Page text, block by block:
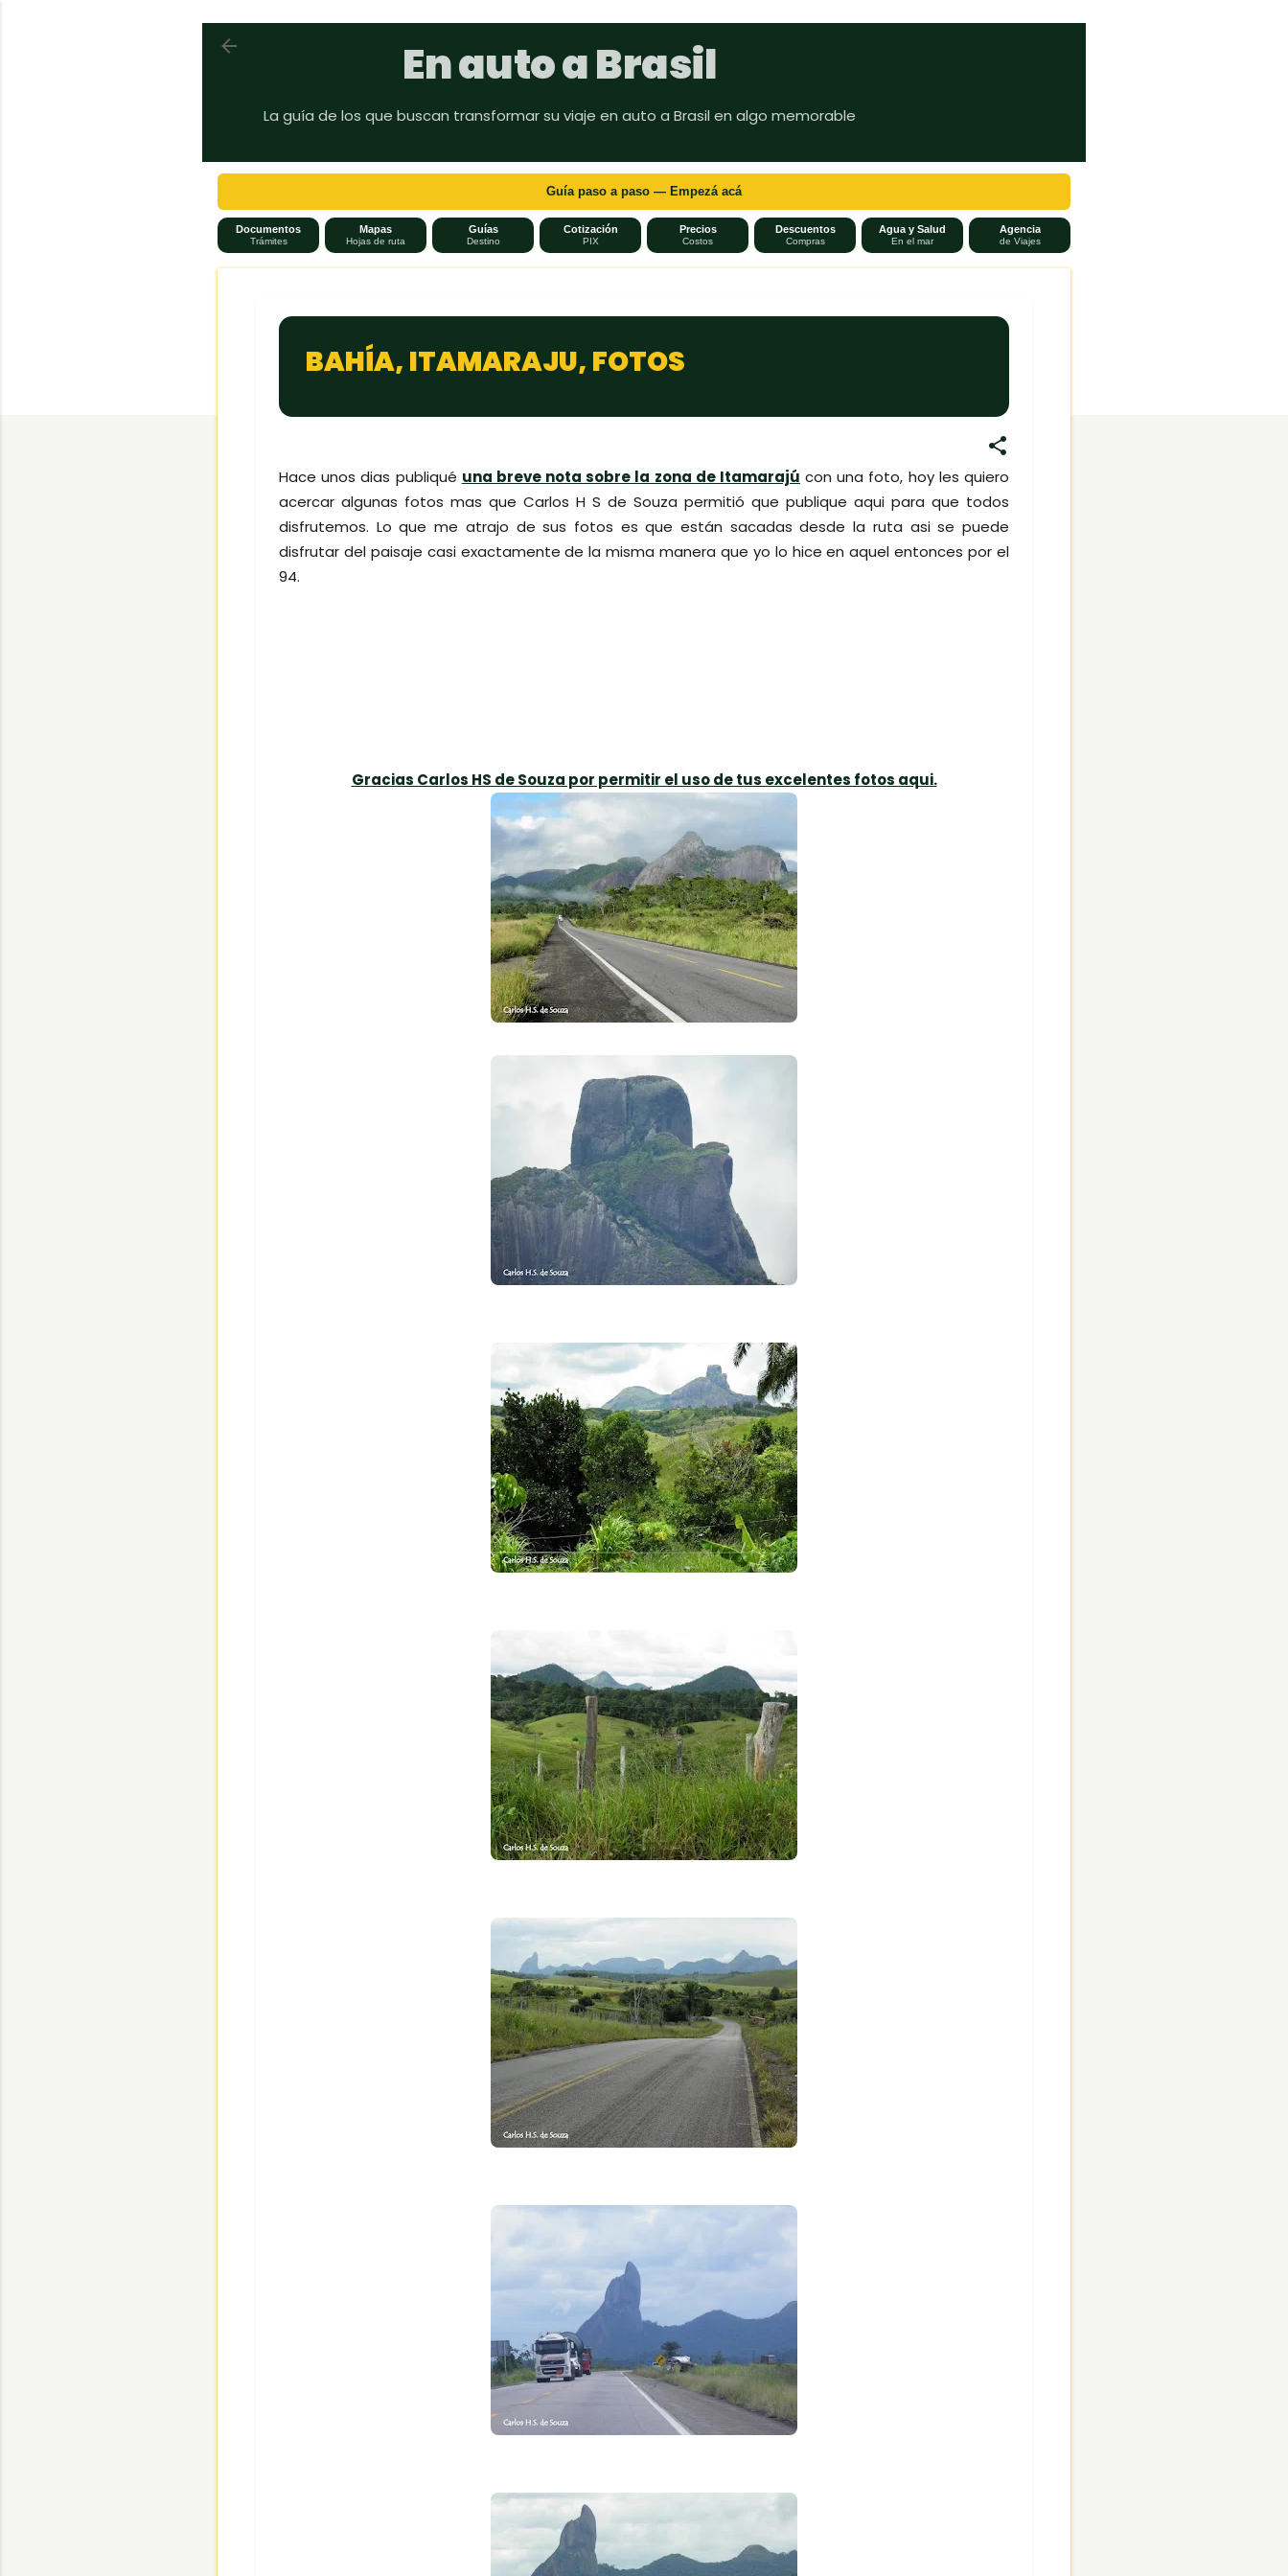
Ir al contenido principal
En auto a Brasil
La guía de los que buscan transformar su viaje en auto a Brasil en algo memorable
Guía paso a paso — Empezá acá
Documentos
Trámites
Mapas
Hojas de ruta
Guías
Destino
Cotización
PIX
Precios
Costos
Descuentos
Compras
Agua y Salud
En el mar
Agencia
de Viajes
BAHÍA, ITAMARAJU, FOTOS
Hace unos dias publiqué una breve nota sobre la zona de Itamarajú con una foto, hoy les quiero
acercar algunas fotos mas que Carlos H S de Souza permitió que publique aqui para que todos
disfrutemos. Lo que me atrajo de sus fotos es que están sacadas desde la ruta asi se puede
disfrutar del paisaje casi exactamente de la misma manera que yo lo hice en aquel entonces por el
94.
Gracias Carlos HS de Souza por permitir el uso de tus excelentes fotos aqui.